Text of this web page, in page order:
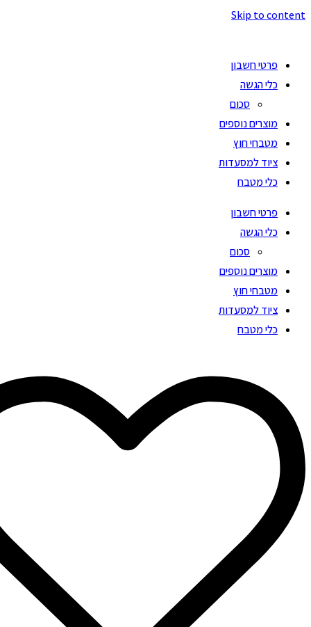
Skip to content
פרטי חשבון
כלי הגשה
סכום
מוצרים נוספים
מטבחי חוץ
ציוד למסעדות
כלי מטבח
פרטי חשבון
כלי הגשה
סכום
מוצרים נוספים
מטבחי חוץ
ציוד למסעדות
כלי מטבח